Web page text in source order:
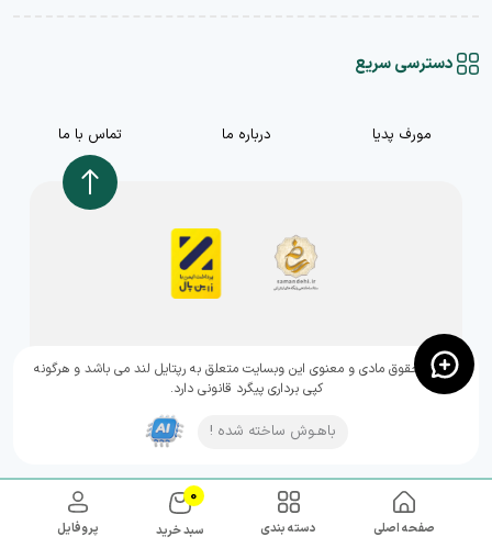
صفحه اصلی دسته بندی
0
سبد خرید پروفایل
دسترسی سریع
مورف پدیا درباره ما تماس با ما
,تمامی حقوق مادی و معنوی این وبسایت متعلق به رپتایل لند می باشد و هرگونه
کپی برداری پیگرد قانونی دارد.
باهـوش ساخته شده !